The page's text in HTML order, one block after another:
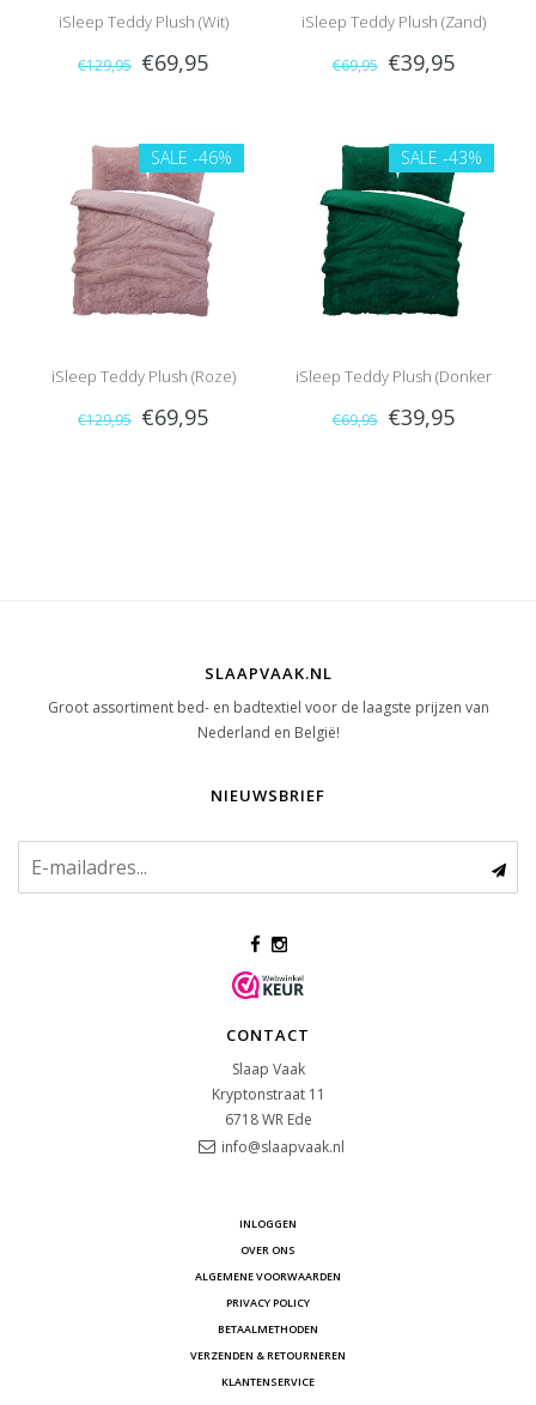
iSleep Teddy Plush (Wit)
€129,95 €69,95
iSleep Teddy Plush (Zand)
€69,95 €39,95
SALE -46%
iSleep Teddy Plush (Roze)
€129,95 €69,95
SALE -43%
iSleep Teddy Plush (Donker
Groen)
€69,95 €39,95
SLAAPVAAK.NL
Groot assortiment bed- en badtextiel voor de laagste prijzen van
Nederland en België!
NIEUWSBRIEF
CONTACT
Slaap Vaak
Kryptonstraat 11
6718 WR Ede
info@slaapvaak.nl
INLOGGEN
OVER ONS
ALGEMENE VOORWAARDEN
PRIVACY POLICY
BETAALMETHODEN
VERZENDEN & RETOURNEREN
KLANTENSERVICE